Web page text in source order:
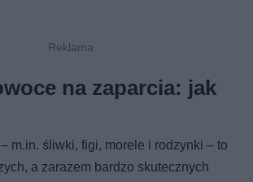
na zaparcia: jak
– m.in. śliwki, figi, morele i rodzynki – to
a zarazem bardzo skutecznych